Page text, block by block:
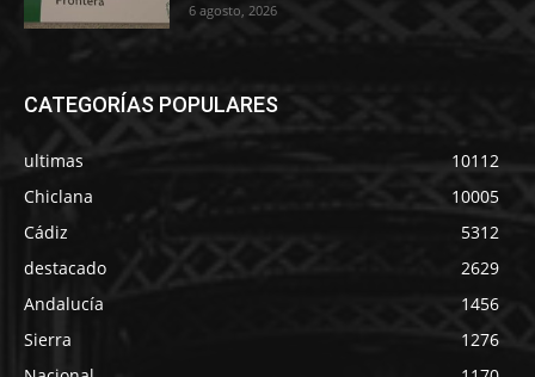
6 agosto, 2026
CATEGORÍAS POPULARES
ultimas
10112
Chiclana
10005
Cádiz
5312
destacado
2629
Andalucía
1456
Sierra
1276